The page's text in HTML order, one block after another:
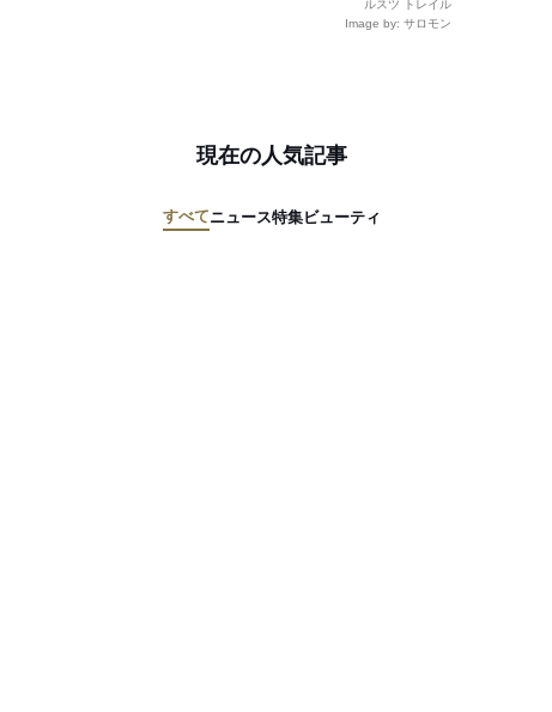
ルスツ トレイル
Image by: サロモン
現在の人気記事
すべてニュース特集ビューティ